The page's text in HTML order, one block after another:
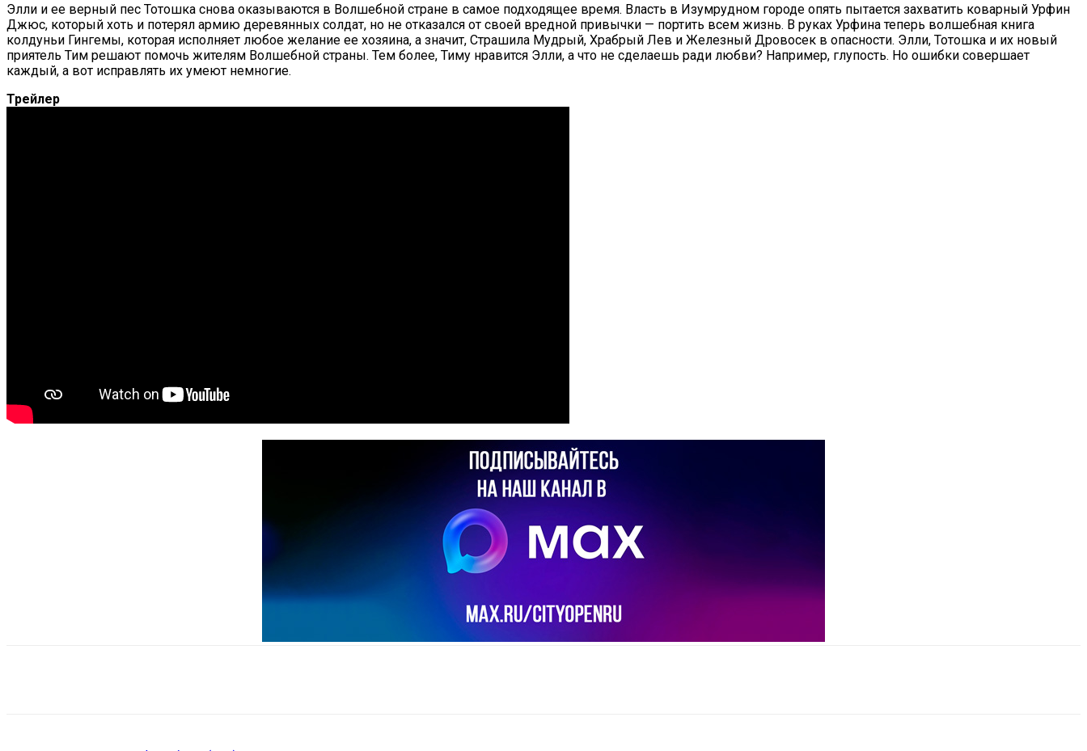
Элли и ее верный пес Тотошка снова оказываются в Волшебной стране в самое подходящее время. Власть в Изумрудном городе опять пытается захватить коварный Урфин
Джюс, который хоть и потерял армию деревянных солдат, но не отказался от своей вредной привычки — портить всем жизнь. В руках Урфина теперь волшебная книга
колдуньи Гингемы, которая исполняет любое желание ее хозяина, а значит, Страшила Мудрый, Храбрый Лев и Железный Дровосек в опасности. Элли, Тотошка и их новый
приятель Тим решают помочь жителям Волшебной страны. Тем более, Тиму нравится Элли, а что не сделаешь ради любви? Например, глупость. Но ошибки совершает
каждый, а вот исправлять их умеют немногие.
Трейлер